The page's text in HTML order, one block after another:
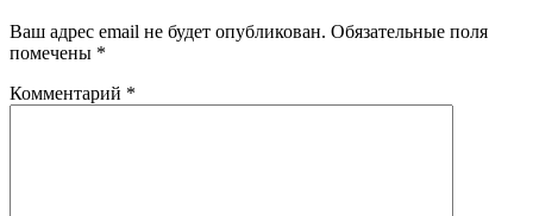
Ваш адрес email не будет опубликован. Обязательные поля
помечены *
Комментарий *